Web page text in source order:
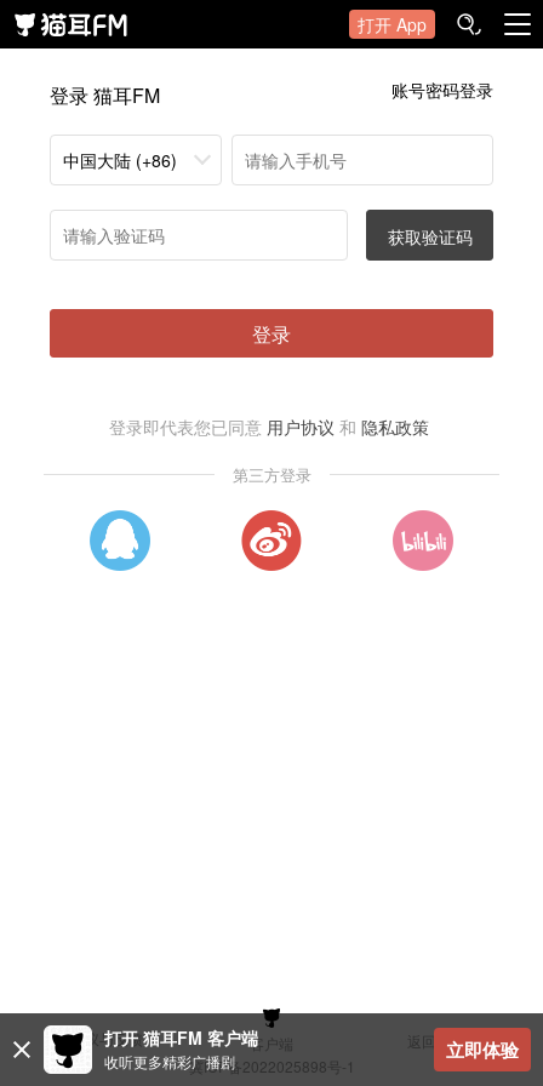
打开 App
登录 猫耳FM 账号密码登录
中国大陆 (+86)
获取验证码
登录
登录即代表您已同意 用户协议 和 隐私政策
第三方登录
建议与反馈 客户端
返回顶部
冀ICP备2022025898号-1
打开 猫耳FM 客户端
收听更多精彩广播剧 立即体验